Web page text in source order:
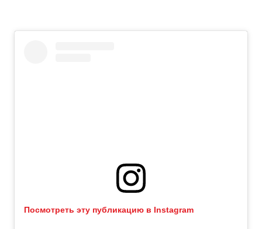
Посмотреть эту публикацию в Instagram